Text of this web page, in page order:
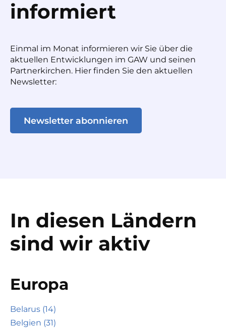
informiert
Einmal im Monat informieren wir Sie über die
aktuellen Entwicklungen im GAW und seinen
Partnerkirchen. Hier finden Sie den aktuellen
Newsletter:
Newsletter abonnieren
In diesen Ländern
sind wir aktiv
Europa
Belarus (14)
Belgien (31)